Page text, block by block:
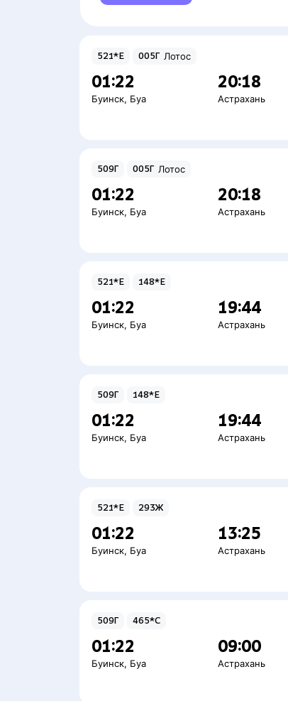
521*Е 005Г Лотос
01:22
Буинск, Буа
20:18
Астрахань
509Г 005Г Лотос
01:22
Буинск, Буа
20:18
Астрахань
521*Е 148*Е
01:22
Буинск, Буа
19:44
Астрахань
509Г 148*Е
01:22
Буинск, Буа
19:44
Астрахань
521*Е 293Ж
01:22
Буинск, Буа
13:25
Астрахань
509Г 465*С
01:22
Буинск, Буа
09:00
Астрахань